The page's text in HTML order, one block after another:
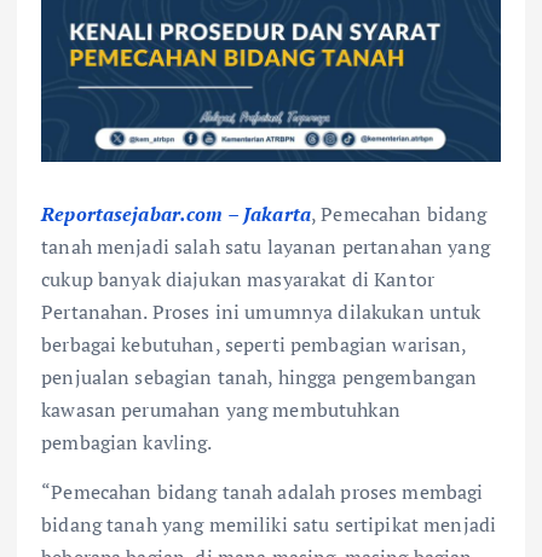
Reportasejabar.com – Jakarta, Pemecahan bidang
tanah menjadi salah satu layanan pertanahan yang
cukup banyak diajukan masyarakat di Kantor
Pertanahan. Proses ini umumnya dilakukan untuk
berbagai kebutuhan, seperti pembagian warisan,
penjualan sebagian tanah, hingga pengembangan
kawasan perumahan yang membutuhkan
pembagian kavling.
“Pemecahan bidang tanah adalah proses membagi
bidang tanah yang memiliki satu sertipikat menjadi